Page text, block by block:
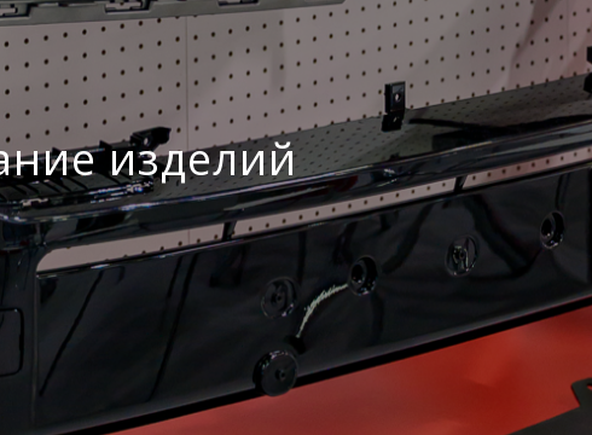
изделий